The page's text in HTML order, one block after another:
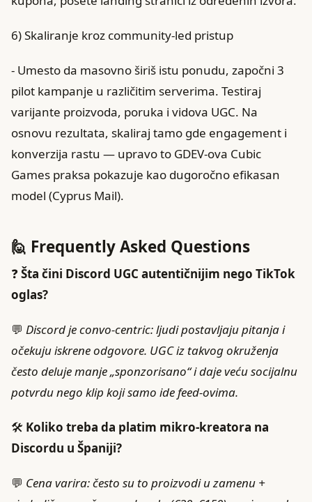
6) Skaliranje kroz community‑led pristup
- Umesto da masovno širiš istu ponudu, započni 3
pilot kampanje u različitim serverima. Testiraj
varijante proizvoda, poruka i vidova UGC. Na
osnovu rezultata, skaliraj tamo gde engagement i
konverzija rastu — upravo to GDEV‑ova Cubic
Games praksa pokazuje kao dugoročno efikasan
model (Cyprus Mail).
🙋 Frequently Asked Questions
❓Šta čini Discord UGC autentičnijim nego TikTok
oglas?
💬 Discord je convo‑centric: ljudi postavljaju pitanja i
očekuju iskrene odgovore. UGC iz takvog okruženja
često deluje manje „sponzorisano“ i daje veću socijalnu
potvrdu nego klip koji samo ide feed‑ovima.
🛠️ Koliko treba da platim mikro‑kreatora na
Discordu u Španiji?
💬 Cena varira: često su to proizvodi u zamenu +